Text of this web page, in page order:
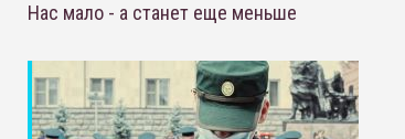
Нас мало - а станет еще меньше